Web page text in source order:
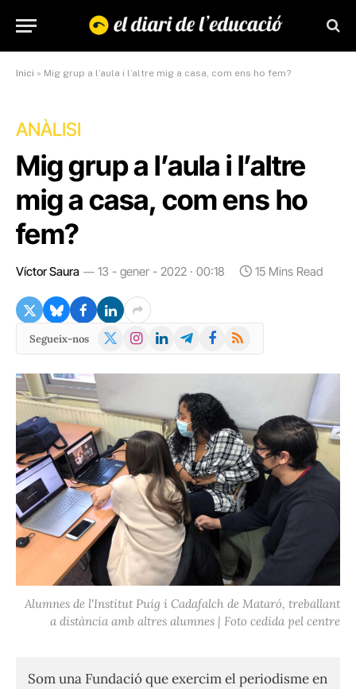
Inici » Mig grup a l’aula i l’altre mig a casa, com ens ho fem?
ANÀLISI
Mig grup a l’aula i l’altre
mig a casa, com ens ho
fem?
Víctor Saura 13 - gener - 2022 · 00:18 15 Mins Read
Segueix-nos
X
Instagram
LinkedInTelegramFacebook
RSS
Alumnes de l'Institut Puig i Cadafalch de Mataró, treballant
a distància amb altres alumnes | Foto cedida pel centre
Som una Fundació que exercim el periodisme en